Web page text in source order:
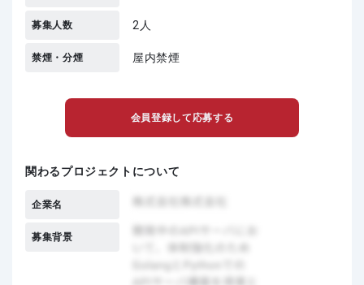
募集人数 2人
禁煙・分煙 屋内禁煙
会員登録して応募する
関わるプロジェクトについて
企業名
募集背景